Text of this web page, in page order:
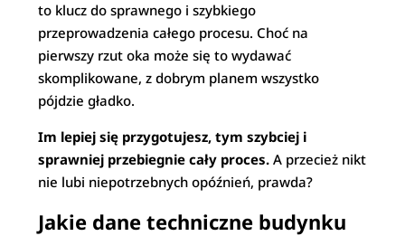
to klucz do sprawnego i szybkiego
przeprowadzenia całego procesu. Choć na
pierwszy rzut oka może się to wydawać
skomplikowane, z dobrym planem wszystko
pójdzie gładko.
Im lepiej się przygotujesz, tym szybciej i
sprawniej przebiegnie cały proces. A przecież nikt
nie lubi niepotrzebnych opóźnień, prawda?
Jakie dane techniczne budynku